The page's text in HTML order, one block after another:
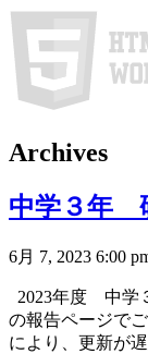
Archives
中学３年
6月 7, 2023 6:00
2023年度 中学
の報告ページで
により、更新が